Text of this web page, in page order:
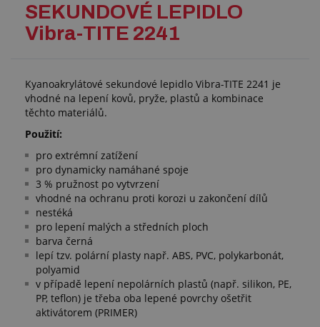
SEKUNDOVÉ LEPIDLO
Vibra-TITE 2241
Kyanoakrylátové sekundové lepidlo Vibra-TITE 2241 je
vhodné na lepení kovů, pryže, plastů a kombinace
těchto materiálů.
Použití:
pro extrémní zatížení
pro dynamicky namáhané spoje
3 % pružnost po vytvrzení
vhodné na ochranu proti korozi u zakončení dílů
nestéká
pro lepení malých a středních ploch
barva černá
lepí tzv. polární plasty např. ABS, PVC, polykarbonát,
polyamid
v případě lepení nepolárních plastů (např. silikon, PE,
PP, teflon) je třeba oba lepené povrchy ošetřit
aktivátorem (PRIMER)